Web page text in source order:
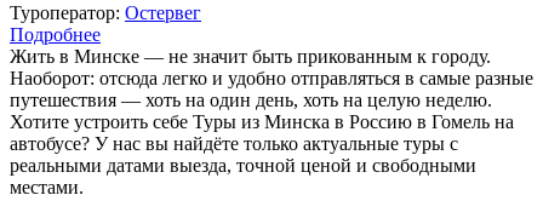
Туроператор: Остервег
Подробнее
Жить в Минске — не значит быть прикованным к городу.
Наоборот: отсюда легко и удобно отправляться в самые разные
путешествия — хоть на один день, хоть на целую неделю.
Хотите устроить себе Туры из Минска в Россию в Гомель на
автобусе? У нас вы найдёте только актуальные туры с
реальными датами выезда, точной ценой и свободными
местами.